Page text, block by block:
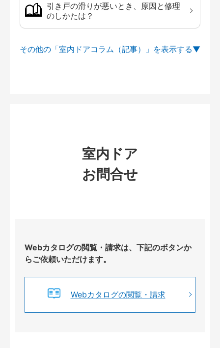
引き戸の滑りが悪いとき、原因と修理
のしかたは？
その他の「室内ドアコラム（記事）」を
室内ドア
お問合せ
Webカタログの閲覧・請求は、下記のボタンか
らご依頼いただけます。
Webカタログの閲覧・請求